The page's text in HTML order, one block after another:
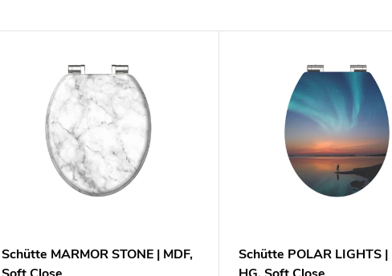
Schütte MARMOR STONE | MDF,
Schütte POLAR LIGHTS |